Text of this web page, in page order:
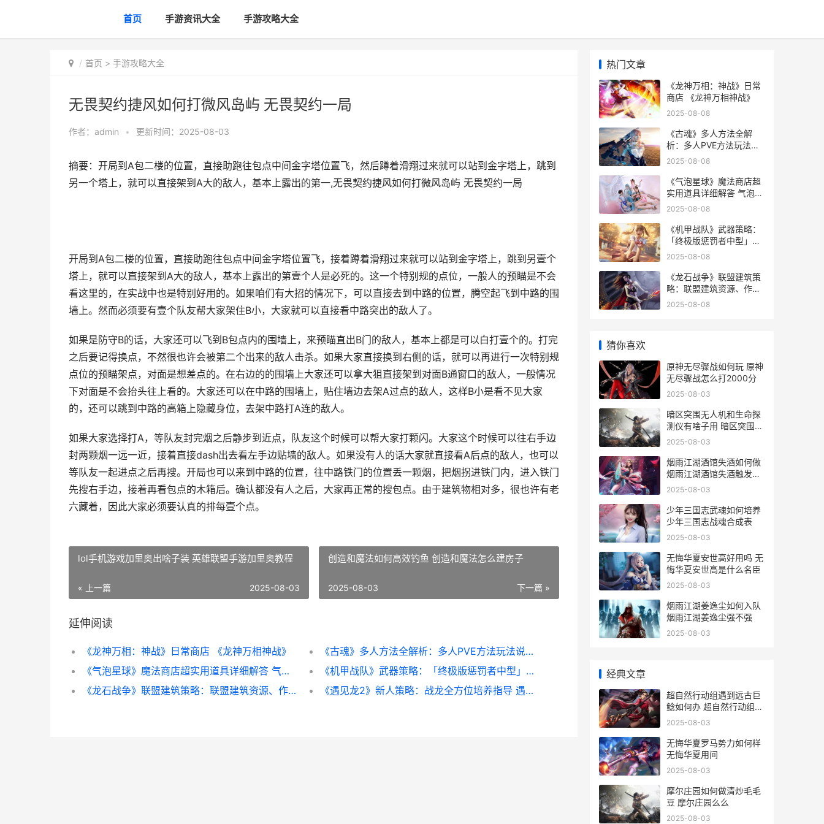
首页 手游资讯大全 手游攻略大全
首页 > 手游攻略大全
无畏契约捷风如何打微风岛屿 无畏契约一局
作者： admin • 更新时间：2025-08-03
摘要：开局到A包二楼的位置，直接助跑往包点中间金字塔位置飞，然后蹲着滑翔过来就可以站到金字塔上，跳到
另一个塔上，就可以直接架到A大的敌人，基本上露出的第一,无畏契约捷风如何打微风岛屿 无畏契约一局
开局到A包二楼的位置，直接助跑往包点中间金字塔位置飞，接着蹲着滑翔过来就可以站到金字塔上，跳到另壹个
塔上，就可以直接架到A大的敌人，基本上露出的第壹个人是必死的。这一个特别规的点位，一般人的预瞄是不会
看这里的，在实战中也是特别好用的。如果咱们有大招的情况下，可以直接去到中路的位置，腾空起飞到中路的围
墙上。然而必须要有壹个队友帮大家架住B小，大家就可以直接看中路突出的敌人了。
如果是防守B的话，大家还可以飞到B包点内的围墙上，来预瞄直出B门的敌人，基本上都是可以白打壹个的。打完
之后要记得换点，不然很也许会被第二个出来的敌人击杀。如果大家直接换到右侧的话，就可以再进行一次特别规
点位的预瞄架点，对面是想差点的。在右边的的围墙上大家还可以拿大狙直接架到对面B通窗口的敌人，一般情况
下对面是不会抬头往上看的。大家还可以在中路的围墙上，贴住墙边去架A过点的敌人，这样B小是看不见大家
的，还可以跳到中路的高箱上隐藏身位，去架中路打A连的敌人。
如果大家选择打A，等队友封完烟之后静步到近点，队友这个时候可以帮大家打颗闪。大家这个时候可以往右手边
封两颗烟一远一近，接着直接dash出去看左手边贴墙的敌人。如果没有人的话大家就直接看A后点的敌人，也可以
等队友一起进点之后再搜。开局也可以来到中路的位置，往中路铁门的位置丢一颗烟，把烟拐进铁门内，进入铁门
先搜右手边，接着再看包点的木箱后。确认都没有人之后，大家再正常的搜包点。由于建筑物相对多，很也许有老
六藏着，因此大家必须要认真的排每壹个点。
lol手机游戏加里奥出啥子装 英雄联盟手游加里奥教程
« 上一篇 2025-08-03
创造和魔法如何高效钓鱼 创造和魔法怎么建房子
下一篇 »
2025-08-03
延伸阅读
《龙神万相：神战》日常商店 《龙神万相神战》
《古魂》多人方法全解析：多人PVE方法玩法说明 魂血古戒
《气泡星球》魔法商店超实用道具详细解答 气泡星球下载安装
《机甲战队》武器策略：「终极版惩罚者中型」武器详细解答 机甲战队游戏视频
《龙石战争》联盟建筑策略：联盟建筑资源、作用详细解答 龙只战争
《遇见龙2》新人策略：战龙全方位培养指导 遇见龙最强组合
热门文章
《龙神万相：神战》日常
商店 《龙神万相神战》
2025-08-08
《古魂》多人方法全解
析：多人PVE方法玩法说
明 魂血古戒
2025-08-08
《气泡星球》魔法商店超
实用道具详细解答 气泡星
球下载安装
2025-08-08
《机甲战队》武器策略：
「终极版惩罚者中型」武
器详细解答 机甲战队游戏
2025-08-08
《龙石战争》联盟建筑策
略：联盟建筑资源、作用
详细解答 龙只战争
2025-08-08
猜你喜欢
原神无尽骤战如何玩 原神
无尽骤战怎么打2000分
2025-08-03
暗区突围无人机和生命探
测仪有啥子用 暗区突围无
人机玩法
2025-08-03
烟雨江湖酒馆失酒如何做
烟雨江湖酒馆失酒触发不
了
2025-08-03
少年三国志武魂如何培养
少年三国志战魂合成表
2025-08-03
无悔华夏安世高好用吗 无
悔华夏安世高是什么名臣
2025-08-03
烟雨江湖姜逸尘如何入队
烟雨江湖姜逸尘强不强
2025-08-03
经典文章
超自然行动组遇到远古巨
鲶如何办 超自然行动组遇
到精绝女王怎么办
2025-08-03
无悔华夏罗马势力如何样
无悔华夏用间
2025-08-03
摩尔庄园如何做清炒毛毛
豆 摩尔庄园么么
2025-08-03